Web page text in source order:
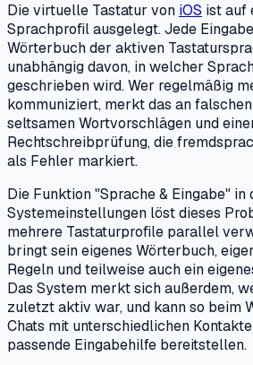
Die virtuelle Tastatur von iOS ist auf
Sprachprofil ausgelegt. Jede
Wörterbuch der aktiven
unabhängig davon, in welcher
geschrieben wird. Wer regelmäßig
kommuniziert, merkt das an
seltsamen Wortvorschlägen und
Rechtschreibprüfung, die
als Fehler markiert.
Die Funktion "Sprache & Eingabe" in
Systemeinstellungen löst dieses
mehrere Tastaturprofile parallel
bringt sein eigenes Wörterbuch,
Regeln und teilweise auch ein
Das System merkt sich außerdem,
zuletzt aktiv war, und kann so beim
Chats mit unterschiedlichen
passende Eingabehilfe bereitstellen.